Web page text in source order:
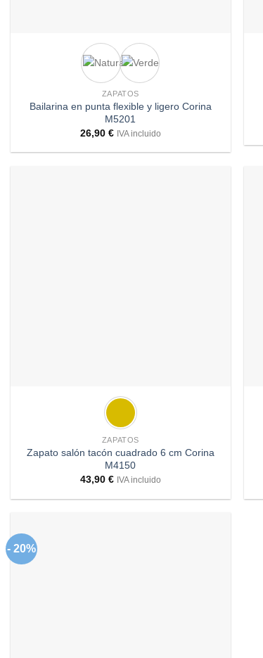
ZAPATOS
Bailarina en punta flexible y ligero Corina
M5201
26,90 € IVA incluido
ZAPATOS
Zapato salón tacón cuadrado 6 cm Corina
M4150
43,90 € IVA incluido
- 20%